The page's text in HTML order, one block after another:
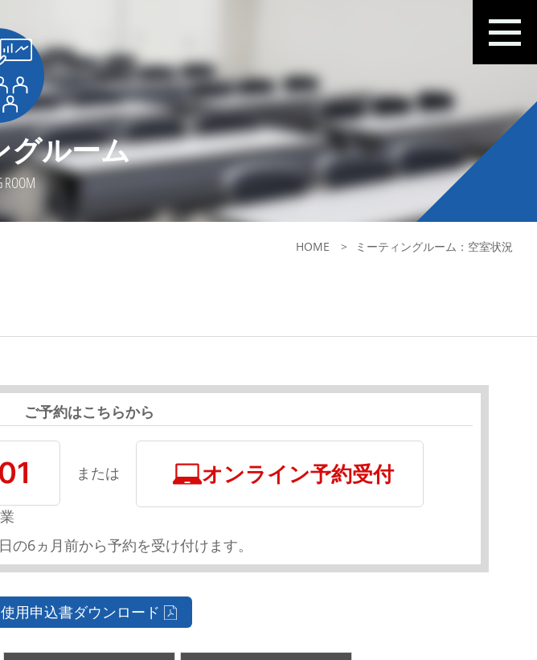
グルーム
ROOM
HOME ミーティングルーム：空室状況
ご予約はこちらから
または オンライン予約受付
の6ヵ月前から予約を受け付けます。
使用申込書ダウンロード